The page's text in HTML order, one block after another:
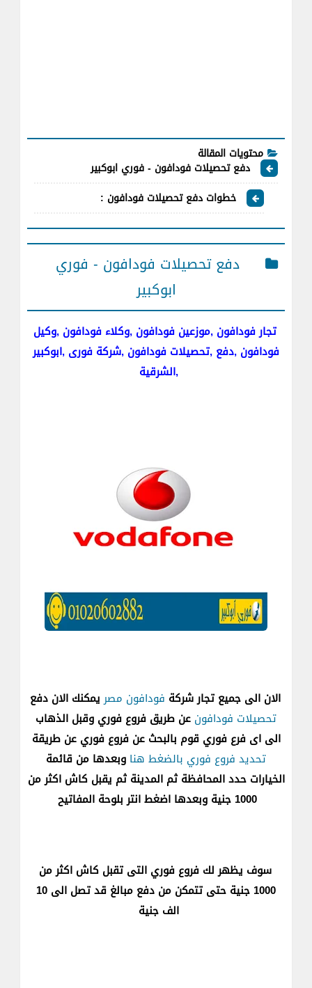
محتويات المقالة
دفع تحصيلات فودافون - فوري ابوكبير
خطوات دفع تحصيلات فودافون :
دفع تحصيلات فودافون - فوري
ابوكبير
تجار فودافون ,موزعين فودافون ,وكلاء فودافون ,وكيل
فودافون ,دفع ,تحصيلات فودافون ,شركة فورى ,ابوكبير
,الشرقية
الان الى جميع تجار شركة فودافون مصريمكنك الان دفع
تحصيلات فودافون عن طريق فروع فوري وقبل الذهاب
الى اى فرع فوري قوم بالبحث عن فروع فوري عن طريقة
تحديد فروع فوري بالضغط هنا وبعدها من قائمة
الخيارات حدد المحافظة ثم المدينة ثم يقبل كاش اكثر من
1000 جنية وبعدها اضغط انتر بلوحة المفاتيح
سوف يظهر لك فروع فوري التى تقبل كاش اكثر من
1000 جنية حتى تتمكن من دفع مبالغ قد تصل الى 10
الف جنية